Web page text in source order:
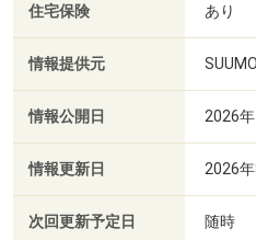
住宅保険 あり
情報提供元
情報公開日 2026
情報更新日 2026
次回更新予定日 随時